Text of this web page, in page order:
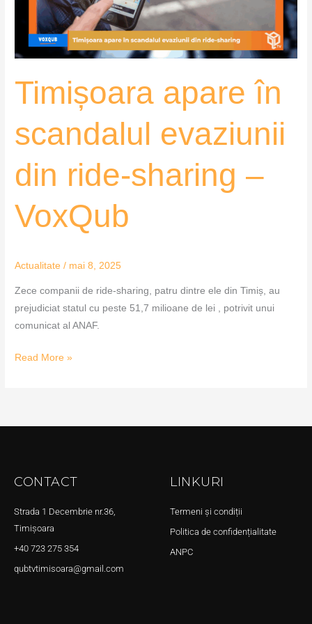
Timișoara apare în
scandalul evaziunii
din ride-sharing –
VoxQub
Actualitate / mai 8, 2025
Zece companii de ride-sharing, patru dintre ele din Timiș, au
prejudiciat statul cu peste 51,7 milioane de lei , potrivit unui
comunicat al ANAF.
sharing
Read More »
CONTACT
Strada 1 Decembrie nr.36,
Timișoara
+40 723 275 354
qubtvtimisoara@gmail.com
LINKURI
Termeni și condiții
Politica de confidențialitate
ANPC